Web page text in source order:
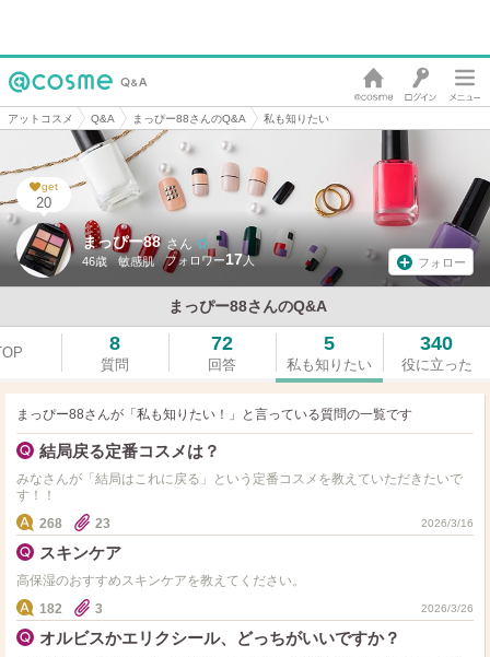
アットコスメ Q&A まっぴー88さんのQ&A 私も知りたい
まっぴー88 さん
46歳 敏感肌 17 フォロー
まっぴー88さんのQ&A
get
20
8
質問
72
回答
5
私も知りたい
340
役に立った
まっぴー88さんが「私も知りたい！」と言っている質問の一覧です
結局戻る定番コスメは？
みなさんが「結局はこれに戻る」という定番コスメを教えていただきたいで
す！！
268
23 2026/3/16
スキンケア
高保湿のおすすめスキンケアを教えてください。
182
3 2026/3/26
オルビスかエリクシール、どっちがいいですか？